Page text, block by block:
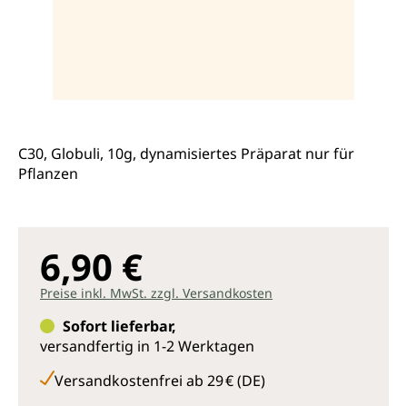
C30, Globuli, 10g, dynamisiertes Präparat nur für
Pflanzen
6,90 €
Preise inkl. MwSt. zzgl. Versandkosten
Sofort lieferbar,
versandfertig in 1-2 Werktagen
Versandkostenfrei ab 29 € (DE)